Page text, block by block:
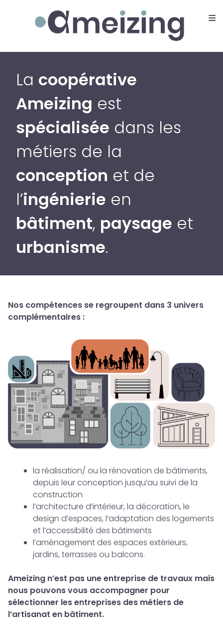
Ameizing
≡
La coopérative
Ameizing est
spécialisée dans les
métiers de la
conception et de
l’ingénierie en
bâtiment, paysage et
urbanisme.
Nos compétences se regroupent dans 3 univers
complémentaires :
la réalisation/ ou la rénovation de bâtiments,
depuis leur conception jusqu’au suivi de la
construction
l’architecture d’intérieur, la décoration, le
design d’espaces, l’adaptation des logements
et l’accessibilité des bâtiments
l’aménagement des espaces extérieurs,
jardins, terrasses ou balcons.
Ameizing n’est pas une entreprise de travaux mais
nous pouvons vous accompagner pour
sélectionner les entreprises des métiers de
l’artisanat en bâtiment.